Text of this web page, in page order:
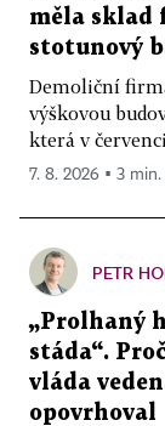
měla sklad
stotunový
Demoliční
výškovou
která v
7. 8. 2026 ▪ 3
PETR
„Prolhaný
stáda“.
vláda
opovrhoval